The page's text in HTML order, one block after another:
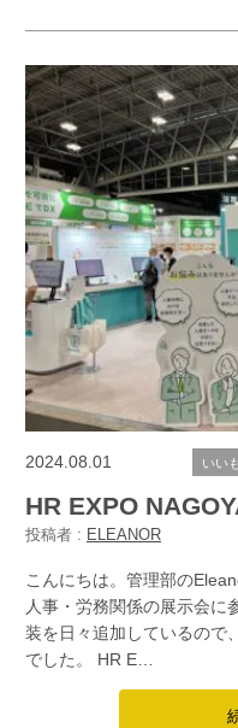
2024.08.01 いい
HR EXPO
投稿者 : ELEANOR
こんにちは。管理部の
人事・労務関係の展示会に
装を日々追加しているので
でした。 HR E…